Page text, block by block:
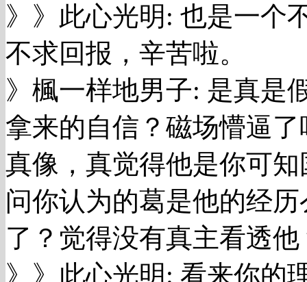
》》此心光明: 也是一个
不求回报，辛苦啦。
》楓一样地男子: 是真是
拿来的自信？磁场懵逼
真像，真觉得他是你可
问你认为的葛是他的经
了？觉得没有真主看透他
》》此心光明: 看来你的